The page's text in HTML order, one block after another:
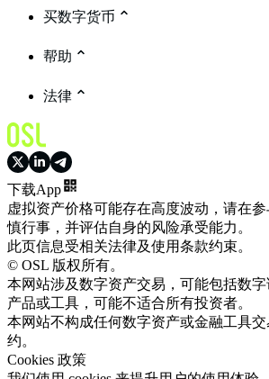
买数字货币
帮助
法律
下载App
虚拟资产价格可能存在高度波动，请在
慎行事，并评估自身的风险承受能力。
此页信息受相关法律及使用条款约束。
© OSL 版权所有。
本网站涉及数字资产交易，可能包括数
产品或工具，可能不适合所有投资者。
本网站不构成任何数字资产或金融工具
约。
Cookies 政策